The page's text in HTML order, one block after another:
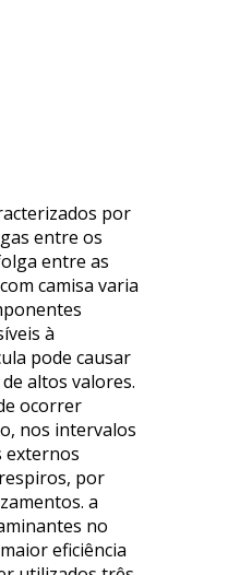
por
entre os
entre as
camisa varia
à
pode causar
altos valores.
ocorrer
nos intervalos
externos
por
a
no
eficiência